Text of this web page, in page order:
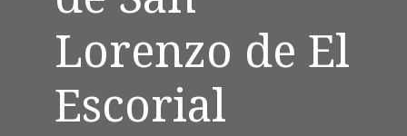
Lorenzo de El
Escorial